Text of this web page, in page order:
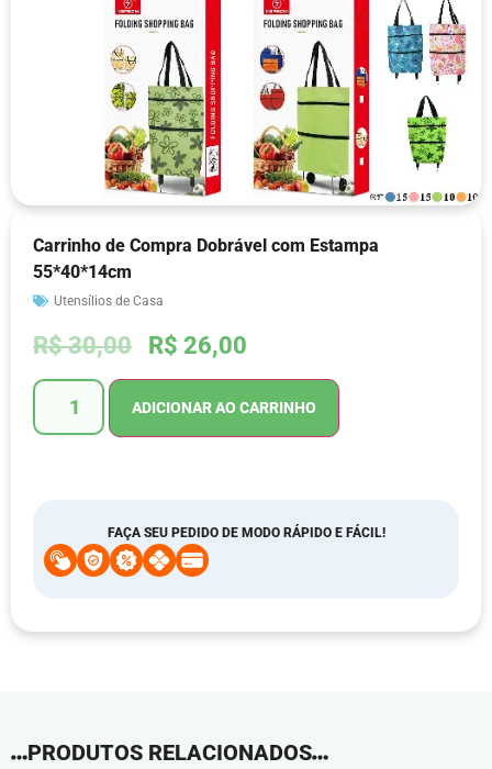
Carrinho de Compra Dobrável com Estampa
55*40*14cm
Utensílios de Casa
R$30,00 R$ 26,00
ADICIONAR AO CARRINHO
FAÇA SEU PEDIDO DE MODO RÁPIDO E FÁCIL!
PRODUTOS RELACIONADOS